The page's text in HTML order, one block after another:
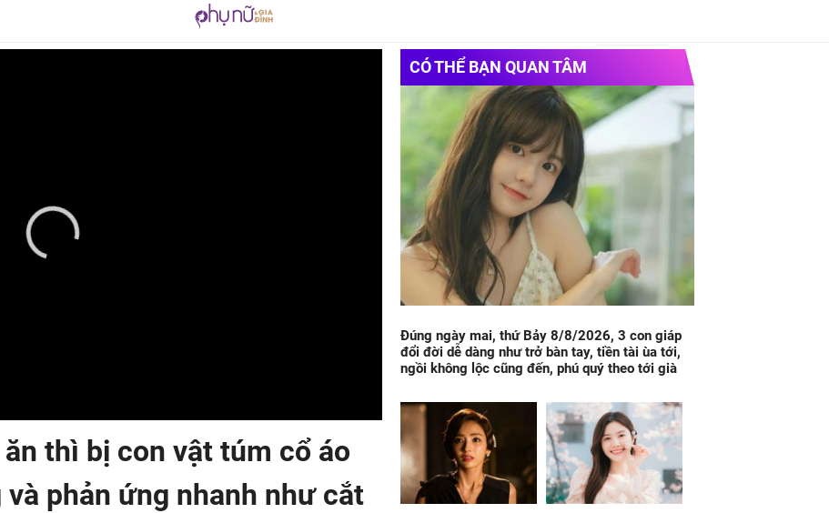
thì bị con vật túm cổ áo
phản ứng nhanh như cắt
CÓ THỂ BẠN QUAN TÂM
Đúng ngày mai, thứ Bảy 8/8/2026, 3 con giáp
đổi đời dễ dàng như trở bàn tay, tiền tài ùa tới,
ngồi không lộc cũng đến, phú quý theo tới già